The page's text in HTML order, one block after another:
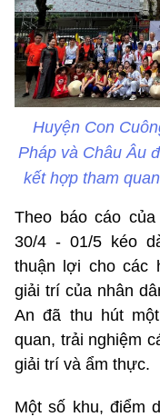
Huyện Con
Pháp và Châu Âu
kết hợp tham
Theo báo cáo
30/4 - 01/5 kéo
thuận lợi cho các
giải trí của nhân
An đã thu hút
quan, trải nghiệm
giải trí và ẩm thực.
Một số khu, điểm